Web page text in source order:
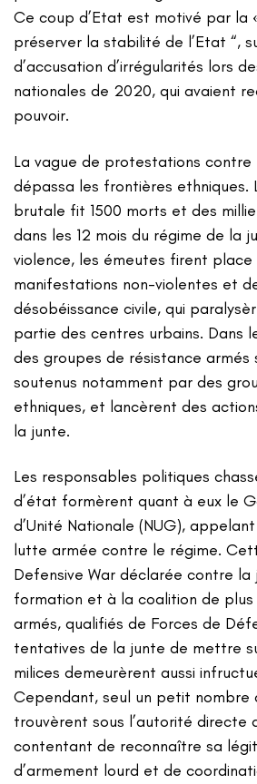
Ce coup d’Etat est motivé par la
préserver la stabilité de l’Etat “,
d’accusation d’irrégularités lors
nationales de 2020, qui avaient
pouvoir.
La vague de protestations contre
dépassa les frontières ethniques.
brutale fit 1500 morts et des
dans les 12 mois du régime de la
violence, les émeutes firent place
manifestations non-violentes et
désobéissance civile, qui
partie des centres urbains. Dans
des groupes de résistance armés
soutenus notamment par des
ethniques, et lancèrent des
la junte.
Les responsables politiques
d’état formèrent quant à eux le
d’Unité Nationale (NUG),
lutte armée contre le régime.
Defensive War déclarée contre la
formation et à la coalition de
armés, qualifiés de Forces de
tentatives de la junte de mettre
milices demeurèrent aussi
Cependant, seul un petit nombre
trouvèrent sous l’autorité directe
contentant de reconnaître sa
d’armement lourd et de